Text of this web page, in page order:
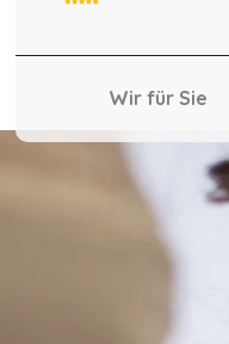
Wir für Sie